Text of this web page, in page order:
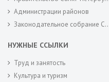
Администрации районов
Законодательное собрание Санкт-Петербурга
НУЖНЫЕ ССЫЛКИ
Труд и занятость
Культура и туризм